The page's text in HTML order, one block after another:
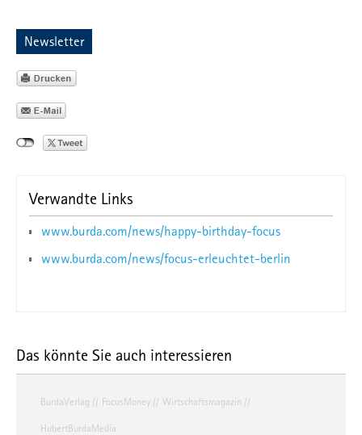
Newsletter
Verwandte Links
www.burda.com/news/happy-birthday-focus
www.burda.com/news/focus-erleuchtet-berlin
Das könnte Sie auch interessieren
BurdaVerlag FocusMoney Wirtschaftsmagazin
HubertBurdaMedia